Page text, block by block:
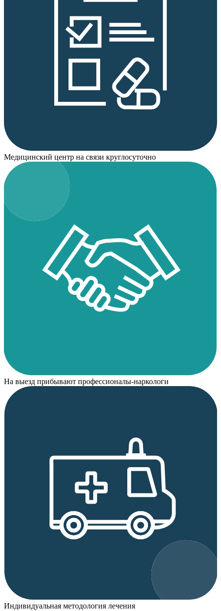
Медицинский центр на связи круглосуточно
На выезд прибывают профессионалы-наркологи
Индивидуальная методология лечения